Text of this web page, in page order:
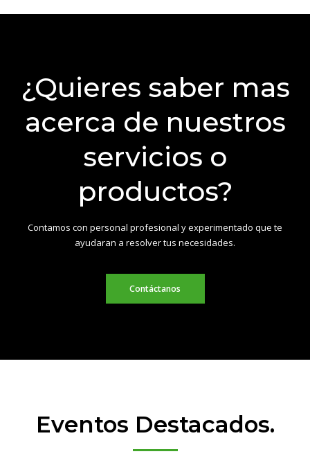
¿Quieres saber mas
acerca de nuestros
servicios o
productos?
Contamos con personal profesional y experimentado que te
ayudaran a resolver tus necesidades.
Contáctanos
Eventos Destacados.